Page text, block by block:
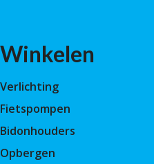
Winkelen
Verlichting
Fietspompen
Bidonhouders
Opbergen